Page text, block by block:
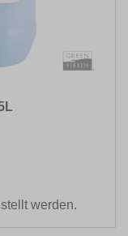
werden.